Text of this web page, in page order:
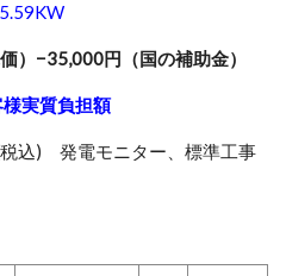
）−35,000円（国の補助金）
様実質負担額
込) 発電モニター、標準工事